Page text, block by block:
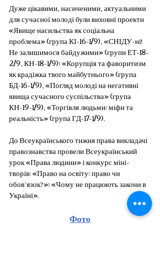
Дуже цікавими, насиченими, актуальними
для сучасної молоді були виховні проекти
«Явище насильства як соціальна
проблема» (група КІ-16-1/9), «СНІДУ-ні!
Не залишимося байдужими» (групи ЕТ-18-
2/9, КН-18-1/9); «Корупція та фаворитизм
як крадіжка твого майбутнього» (група
БД-16-1/9), «Погляд молоді на негативні
явища сучасного суспільства» (група
КН-19-1/9), «Торгівля людьми: міфи та
реальність» (група ГД-17-1/9).
До Всеукраїнського тижня права викладачі
правознавства провели Всеукраїнський
урок «Права людини» і конкурс міні-
творів: «Право на освіту: право чи
обов’язок?»; «Чому не працюють закони в
Україні».
Фото